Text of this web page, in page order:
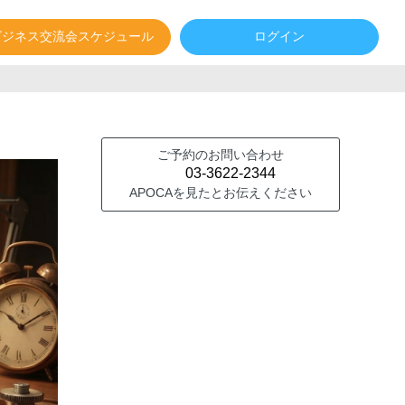
ログイン
ネス交流会スケジュール
ご予約のお問い合わせ
03-3622-2344
APOCAを見たとお伝えください